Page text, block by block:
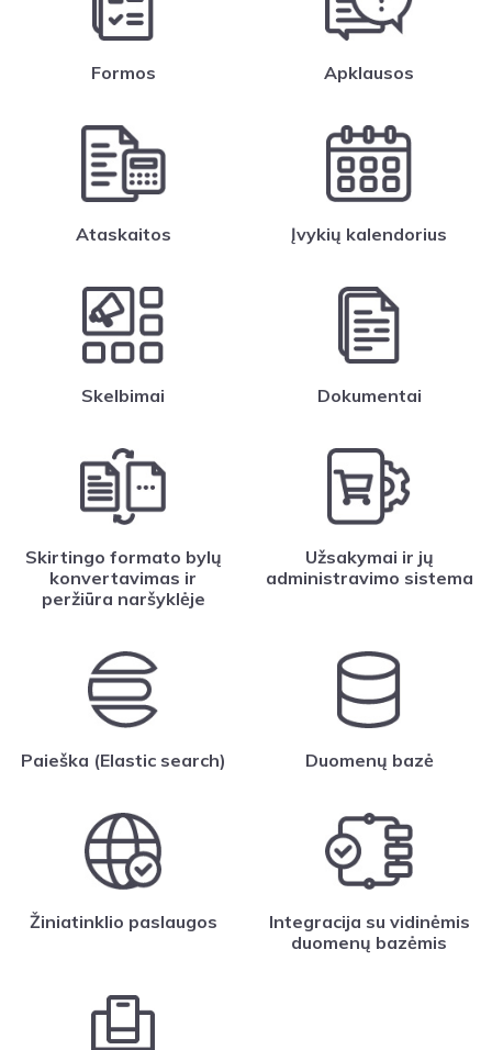
Formos Apklausos
Ataskaitos Įvykių kalendorius
Skelbimai Dokumentai
Skirtingo formato bylų
konvertavimas ir
peržiūra naršyklėje
Užsakymai ir jų
administravimo sistema
Paieška (Elastic search) Duomenų bazė
Žiniatinklio paslaugos
Integracija su vidinėmis
duomenų bazėmis